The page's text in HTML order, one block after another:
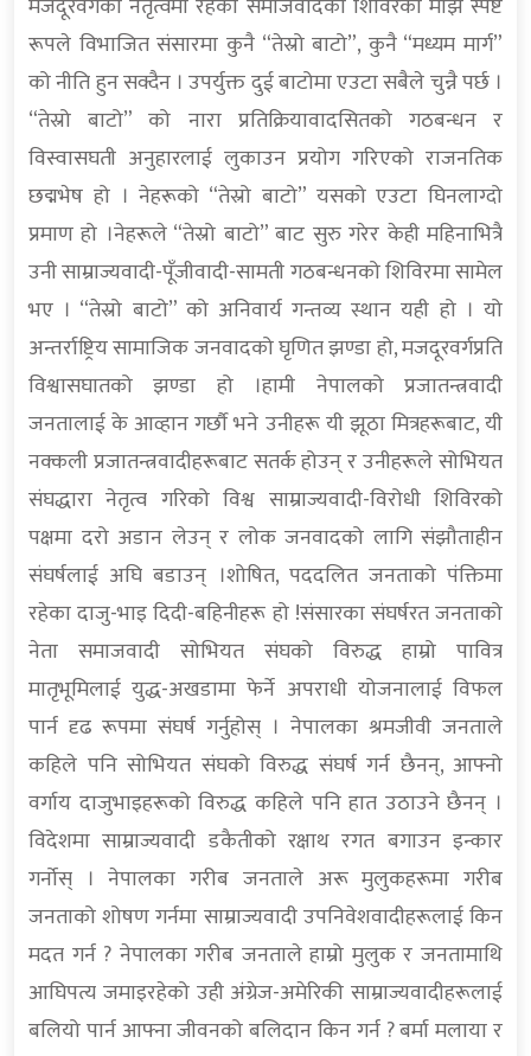
रूपले विभाजित संसारमा कुनै “तेस्रो बाटो”, कुनै “मध्यम मार्ग”
को नीति हुन सक्दैन । उपर्युक्त दुई बाटोमा एउटा सबैले चुन्नै पर्छ ।
“तेस्रो बाटो” को नारा प्रतिक्रियावादसितको गठबन्धन र
विस्वासघती अनुहारलाई लुकाउन प्रयोग गरिएको राजनतिक
छद्मभेष हो । नेहरूको “तेस्रो बाटो” यसको एउटा घिनलाग्दो
प्रमाण हो ।नेहरूले “तेस्रो बाटो” बाट सुरु गरेर केही महिनाभित्रै
उनी साम्राज्यवादी-पूँजीवादी-सामती गठबन्धनको शिविरमा सामेल
भए । “तेस्रो बाटो” को अनिवार्य गन्तव्य स्थान यही हो । यो
अन्तर्राष्ट्रिय सामाजिक जनवादको घृणित झण्डा हो, मजदूरवर्गप्रति
विश्वासघातको झण्डा हो ।हामी नेपालको प्रजातन्त्रवादी
जनतालाई के आव्हान गर्छौ भने उनीहरू यी झूठा मित्रहरूबाट, यी
नक्कली प्रजातन्त्रवादीहरूबाट सतर्क होउन् र उनीहरूले सोभियत
संघद्धारा नेतृत्व गरिको विश्व साम्राज्यवादी-विरोधी शिविरको
पक्षमा दरो अडान लेउन् र लोक जनवादको लागि संझौताहीन
संघर्षलाई अघि बडाउन् ।शोषित, पददलित जनताको पंक्तिमा
रहेका दाजु-भाइ दिदी-बहिनीहरू हो !संसारका संघर्षरत जनताको
नेता समाजवादी सोभियत संघको विरुद्ध हाम्रो पावित्र
मातृभूमिलाई युद्ध-अखडामा फेर्ने अपराधी योजनालाई विफल
पार्न दृढ रूपमा संघर्ष गर्नुहोस् । नेपालका श्रमजीवी जनताले
कहिले पनि सोभियत संघको विरुद्ध संघर्ष गर्न छैनन्, आफ्नो
वर्गाय दाजुभाइहरूको विरुद्ध कहिले पनि हात उठाउने छैनन् ।
विदेशमा साम्राज्यवादी डकैतीको रक्षाथ रगत बगाउन इन्कार
गर्नोस् । नेपालका गरीब जनताले अरू मुलुकहरूमा गरीब
जनताको शोषण गर्नमा साम्राज्यवादी उपनिवेशवादीहरूलाई किन
मदत गर्न ? नेपालका गरीब जनताले हाम्रो मुलुक र जनतामाथि
आघिपत्य जमाइरहेको उही अंग्रेज-अमेरिकी साम्राज्यवादीहरूलाई
बलियो पार्न आफ्ना जीवनको बलिदान किन गर्न ? बर्मा मलाया र